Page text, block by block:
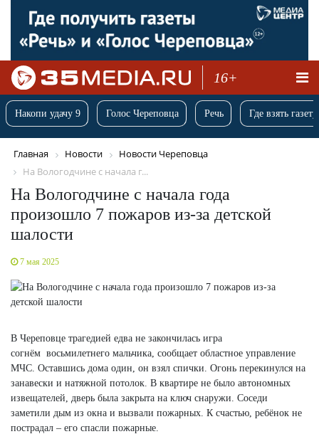
16+
Накопи удачу 9 Голос Череповца Речь Где взять
Главная Новости
Новости Череповца
На Вологодчине с начала г...
На Вологодчине с начала года
произошло 7 пожаров из-за детской
шалости
7 мая 2025
В Череповце трагедией едва не закончилась игра
согнём восьмилетнего мальчика, сообщает областное управление
МЧС. Оставшись дома один, он взял спички. Огонь перекинулся на
занавески и натяжной потолок. В квартире не было автономных
извещателей, дверь была закрыта на ключ снаружи. Соседи
заметили дым из окна и вызвали пожарных. К счастью, ребёнок не
пострадал – его спасли пожарные.